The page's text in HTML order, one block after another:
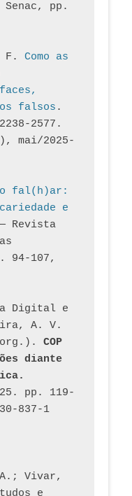
Senac, pp.
F. Como as
falsos
2577.
mai/2025-
o fal(h)ar:
e
Revista
94-107,
Digital e
A. V.
COP
diante
pp. 119-
837-1
Vivar,
e